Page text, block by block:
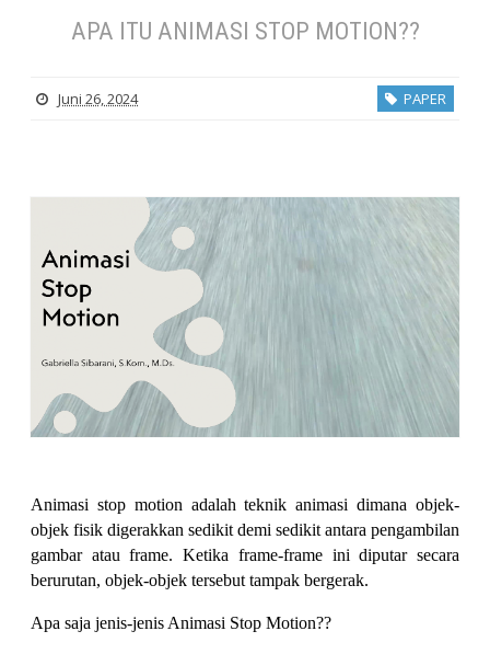
APA ITU ANIMASI STOP MOTION??
Juni 26, 2024 PAPER
Animasi stop motion adalah teknik animasi dimana objek-
objek fisik digerakkan sedikit demi sedikit antara pengambilan
gambar atau frame. Ketika frame-frame ini diputar secara
berurutan, objek-objek tersebut tampak bergerak. ​
Apa saja jenis-jenis Animasi Stop Motion??